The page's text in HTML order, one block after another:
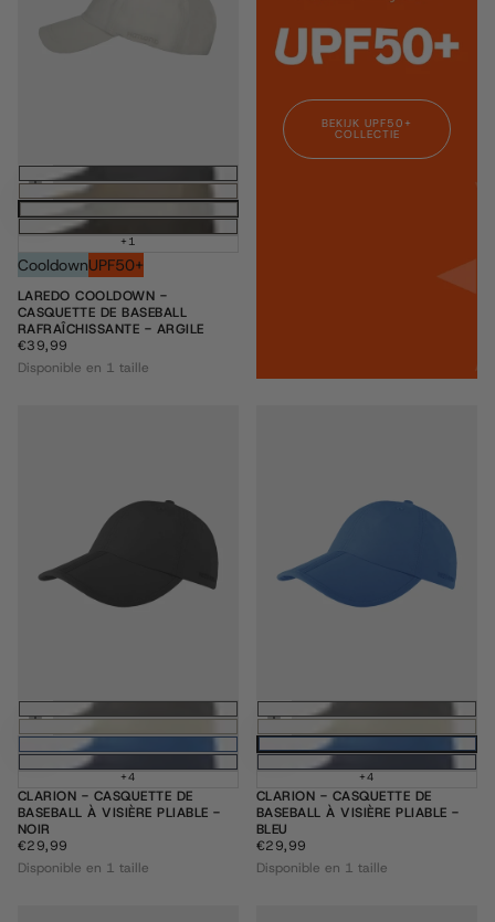
Ajouter au panier
+1
CooldownUPF50+
LAREDO COOLDOWN -
CASQUETTE DE BASEBALL
RAFRAÎCHISSANTE - ARGILE
€39,99
PRIX
RÉGULIER
€39,99
Disponible en 1 taille
BEKIJK UPF50+
COLLECTIE
Ajouter au panier
+4
CLARION - CASQUETTE DE
BASEBALL À VISIÈRE PLIABLE -
NOIR
€29,99
PRIX
RÉGULIER
€29,99
Disponible en 1 taille
Ajouter au
+4
CLARION - CASQUETTE DE
BASEBALL À VISIÈRE PLIABLE -
BLEU
€29,99
PRIX
RÉGULIER
€29,99
Disponible en 1 taille